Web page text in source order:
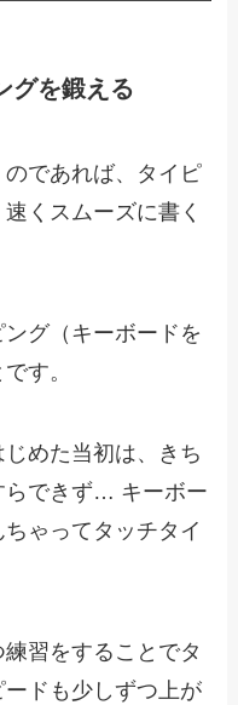
グを鍛える
であれば、タイピ
くスムーズに書く
グ（キーボードを
す。
めた当初は、きち
らできず… キーボー
ゃってタッチタイ
習をすることでタ
ドも少しずつ上が